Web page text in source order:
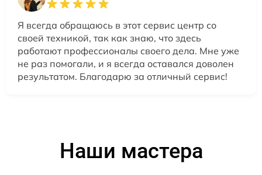
Я всегда обращаюсь в этот сервис центр со
своей техникой, так как знаю, что здесь
работают профессионалы своего дела. Мне уже
не раз помогали, и я всегда оставался доволен
результатом. Благодарю за отличный сервис!
Наши мастера